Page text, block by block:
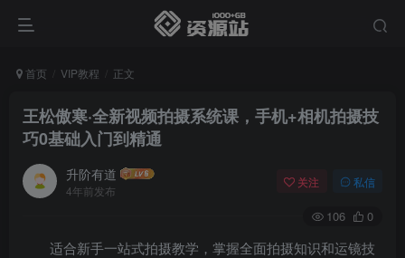
首页 VIP教程 正文
王松傲寒·全新视频拍摄系统课，手机+相机拍摄技
巧0基础入门到精通
升阶有道
4年前发布
关注 私信
106 0
适合新手一站式拍摄教学，掌握全面拍摄知识和运镜技